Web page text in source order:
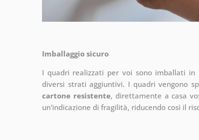
Imballaggio sicuro
I quadri realizzati per voi sono imballati
diversi strati aggiuntivi. I quadri vengono
cartone resistente, direttamente a casa
un'indicazione di fragilità, riducendo così il